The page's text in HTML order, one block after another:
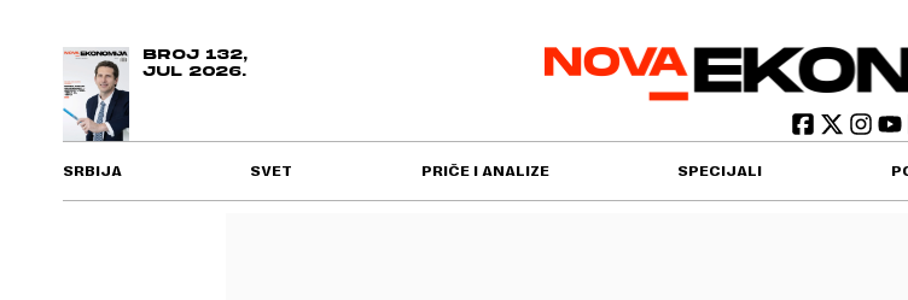
BROJ 132,
JUL 2026.
SRBIJA SVET PRIČE I ANALIZE SPECIJALI